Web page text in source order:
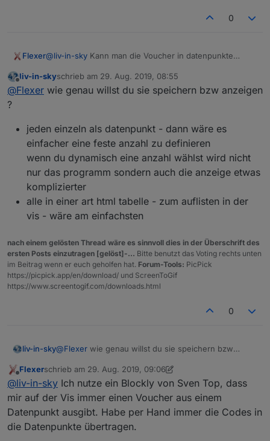
log("--------------------- " + resp);
dlog(resp.meta.rc);
dlog(resp.data[1].code);
for (var i = 0; i < resp.data.length; i++)
log(resp.data[i].hostname + " --- " +
clientListe =
     log(clientListe);
}
});
0
Flexer@liv-in-sky Kann man die Voucher in datenpunkte
Code01
Code02....
Offline
liv-in-skyschrieb am 29. Aug. 2019, 08:55
zuletzt editiert von
@Flexer wie genau willst du sie speichern bzw anzeigen
?
jeden einzeln als datenpunkt - dann wäre es
einfacher eine feste anzahl zu definieren
wenn du dynamisch eine anzahl wählst wird nicht
nur das programm sondern auch die anzeige etwas
komplizierter
alle in einer art html tabelle - zum auflisten in der
vis - wäre am einfachsten
nach einem gelösten Thread wäre es sinnvoll dies in der Überschrift des
ersten Posts einzutragen [gelöst]-... Bitte benutzt das Voting rechts unten
im Beitrag wenn er euch geholfen hat. Forum-Tools: PicPick
https://picpick.app/en/download/ und ScreenToGif
https://www.screentogif.com/downloads.html
0
liv-in-sky@Flexer wie genau willst du sie speichern bzw
jeden einzeln als datenpunkt - dann wäre es
einfacher eine feste anzahl zu definieren
wenn du dynamisch eine anzahl wählst wird
nicht nur das programm sondern auch die
anzeige etwas komplizierter
alle in einer art html tabelle - zum auflisten in
Offline
Flexerschrieb am 29. Aug. 2019, 09:06
zuletzt editiert von Flexer
@liv-in-sky Ich nutze ein Blockly von Sven Top, dass
mir auf der Vis immer einen Voucher aus einem
Datenpunkt ausgibt. Habe per Hand immer die Codes in
die Datenpunkte übertragen.